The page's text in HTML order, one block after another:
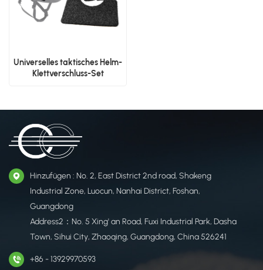
Universelles taktisches Helm-
Klettverschluss-Set
Hinzufügen : No. 2, East District 2nd road, Shakeng
Industrial Zone, Luocun, Nanhai District, Foshan,
Guangdong
Address2：No. 5 Xing' an Road, Fuxi Industrial Park, Dasha
Town, Sihui City, Zhaoqing, Guangdong, China 526241
+86 - 13929970593